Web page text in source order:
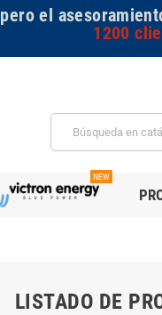
pero el
1200
NEW
LISTADO DE